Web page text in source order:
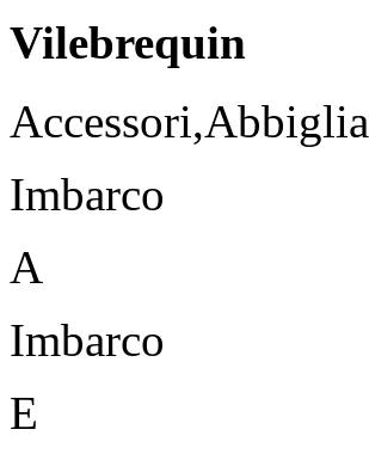
Vilebrequin
Imbarco
A
Imbarco
E